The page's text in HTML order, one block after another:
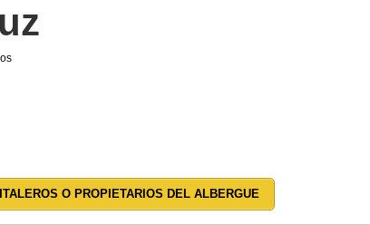
O PROPIETARIOS DEL ALBERGUE